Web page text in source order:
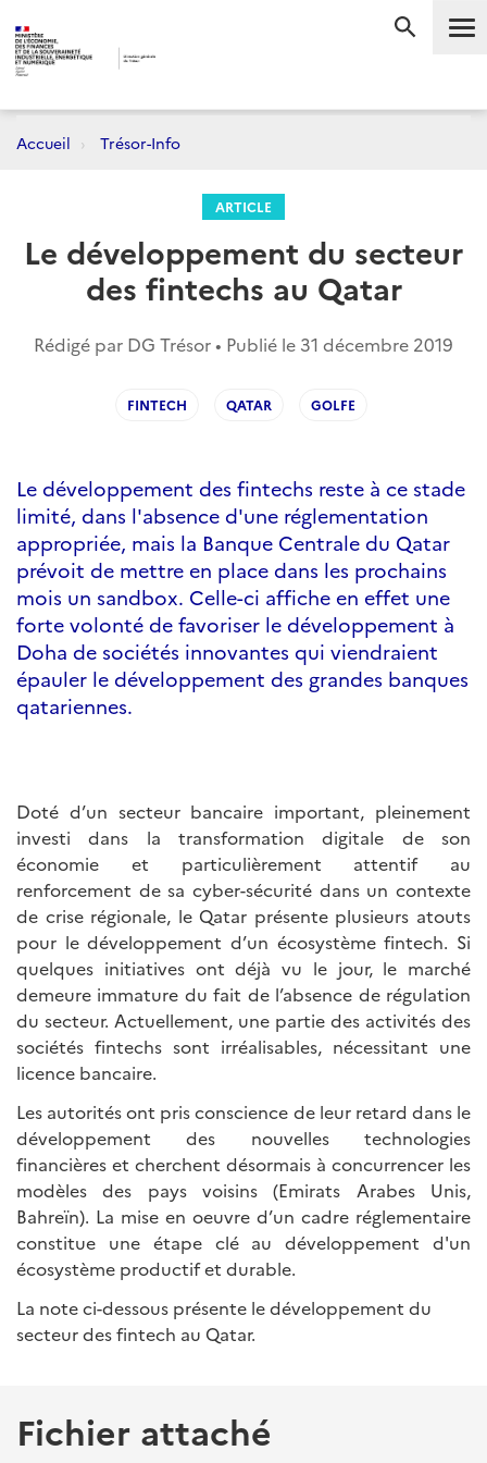
Accueil Trésor-Info
ARTICLE
Le développement du secteur
des fintechs au Qatar
Rédigé par DG Trésor • Publié le 31 décembre 2019
FINTECH QATAR GOLFE
Le développement des fintechs reste à ce stade
limité, dans l'absence d'une réglementation
appropriée, mais la Banque Centrale du Qatar
prévoit de mettre en place dans les prochains
mois un sandbox. Celle-ci affiche en effet une
forte volonté de favoriser le développement à
Doha de sociétés innovantes qui viendraient
épauler le développement des grandes banques
qatariennes.
Doté d’un secteur bancaire important, pleinement
investi dans la transformation digitale de son
économie et particulièrement attentif au
renforcement de sa cyber-sécurité dans un contexte
de crise régionale, le Qatar présente plusieurs atouts
pour le développement d’un écosystème fintech. Si
quelques initiatives ont déjà vu le jour, le marché
demeure immature du fait de l’absence de régulation
du secteur. Actuellement, une partie des activités des
sociétés fintechs sont irréalisables, nécessitant une
licence bancaire.
Les autorités ont pris conscience de leur retard dans le
développement des nouvelles technologies
financières et cherchent désormais à concurrencer les
modèles des pays voisins (Emirats Arabes Unis,
Bahreïn). La mise en oeuvre d’un cadre réglementaire
constitue une étape clé au développement d'un
écosystème productif et durable.
La note ci-dessous présente le développement du
secteur des fintech au Qatar.
Fichier attaché